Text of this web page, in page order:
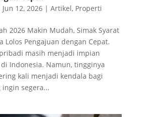
Jun 12, 2026| Artikel, Properti
2026 Makin Mudah, Simak Syarat
Lolos Pengajuan dengan Cepat.
masih menjadi impian
Indonesia. Namun, tingginya
kali menjadi kendala bagi
ingin segera...